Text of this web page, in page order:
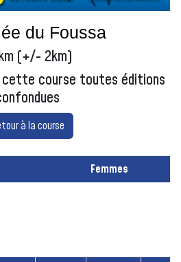
du Foussa
(+/- 2km)
cette course toutes éditions
à la course
Femmes